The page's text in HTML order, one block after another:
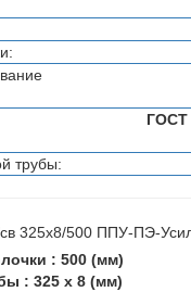
ГОСТ
трубы:
: 500 (мм)
: 325 х 8 (мм)